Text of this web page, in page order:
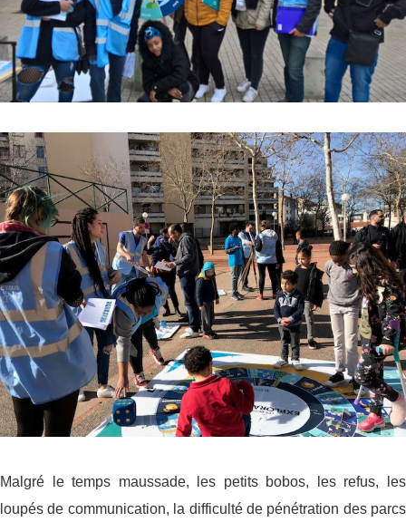
Malgré le temps maussade, les petits bobos, les refus, les
loupés de communication, la difficulté de pénétration des parcs